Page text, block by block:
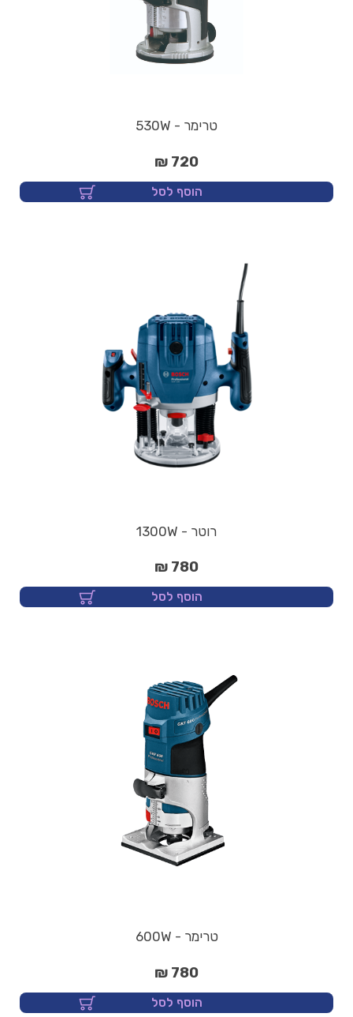
טרימר - 530W
720 ₪
הוסף לסל
רוטר - 1300W
780 ₪
הוסף לסל
טרימר - 600W
780 ₪
הוסף לסל